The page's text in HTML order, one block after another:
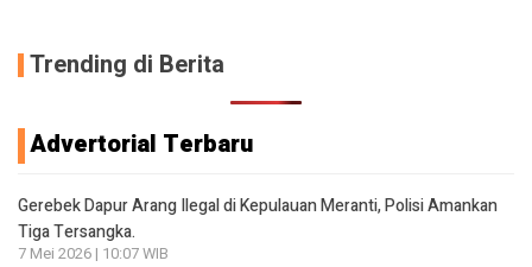
Trending di Berita
Advertorial Terbaru
Gerebek Dapur Arang Ilegal di Kepulauan Meranti, Polisi Amankan
Tiga Tersangka.
7 Mei 2026 | 10:07 WIB